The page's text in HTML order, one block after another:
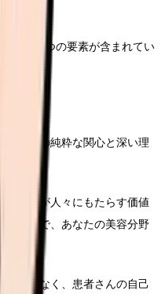
要素
以下の3つの要素が含まれてい
医療への純粋な関心と深い理
容医療が人々にもたらす価値
ることで、あなたの美容分野
だけでなく、患者さんの自己